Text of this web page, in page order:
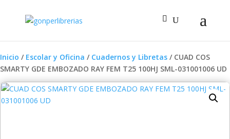
Inicio / Escolar y Oficina / Cuadernos y Libretas / CUAD COS
SMARTY GDE EMBOZADO RAY FEM T25 100HJ SML-031001006 UD